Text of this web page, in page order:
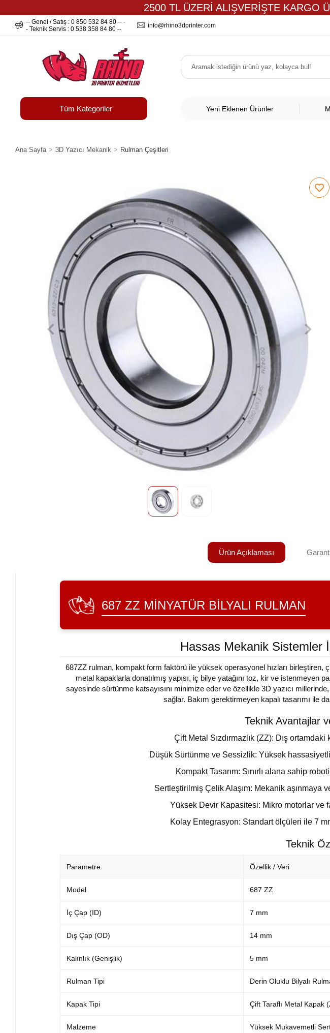
2500 TL ÜZERİ ALIŞVERİŞTE KARGO
-- Genel / Satış : 0 850 532 84 80 -- -
- Teknik Servis : 0 538 358 84 80 --
info@rhino3dprinter.com
Tüm Kategoriler Yeni Eklenen Ürünler
Ana Sayfa 3D Yazıcı Mekanik Rulman Çeşitleri
Ürün Açıklaması
687 ZZ MINYATÜR BILYALI RULMAN
Hassas Mekanik Sistemler
687ZZ rulman, kompakt form faktörü ile yüksek operasyonel hızları birleştiren,
metal kapaklarla donatılmış yapısı, iç bilye yatağını toz, kir ve
sayesinde sürtünme katsayısını minimize eder ve özellikle 3D yazıcı
sağlar. Bakım gerektirmeyen kapalı tasarımı ile
Teknik Avantajlar
Çift Metal Sızdırmazlık (ZZ): Dış
Düşük Sürtünme ve Sessizlik: Yüksek
Kompakt Tasarım: Sınırlı alana sahip
Sertleştirilmiş Çelik Alaşım: Mekanik aşınmaya
Yüksek Devir Kapasitesi: Mikro motorlar ve
Kolay Entegrasyon: Standart ölçüleri ile 7
Teknik
Parametre Özellik / Veri
Model 687 ZZ
İç Çap (ID) 7 mm
Dış Çap (OD) 14 mm
Kalınlık (Genişlik) 5 mm
Rulman Tipi Derin Oluklu Bilyalı
Kapak Tipi Çift Taraflı Metal Kapak
Malzeme Yüksek Mukavemetli